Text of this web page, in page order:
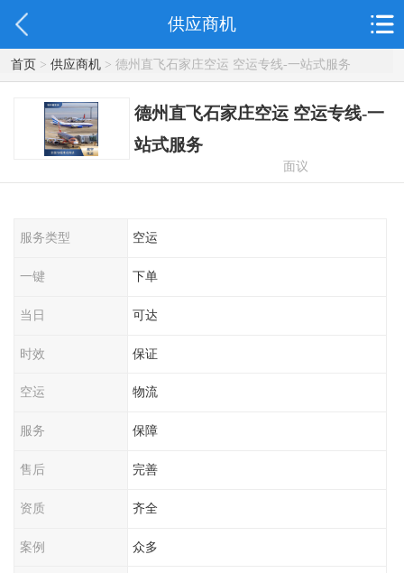
供应商机
首页> 供应商机> 德州直飞石家庄空运 空运专线-一站式服务
德州直飞石家庄空运 空运专线-一
站式服务
面议
服务类型 空运
一键 下单
当日 可达
时效 保证
空运 物流
服务 保障
售后 完善
资质 齐全
案例 众多